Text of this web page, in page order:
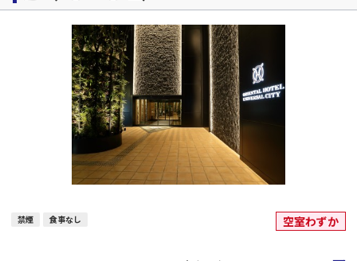
禁煙 食事なし 空室わずか